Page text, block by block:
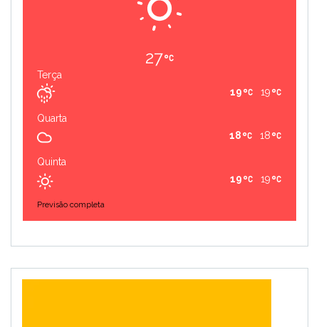
27
Terça
19
19
Quarta
18
18
Quinta
19
19
Previsão completa